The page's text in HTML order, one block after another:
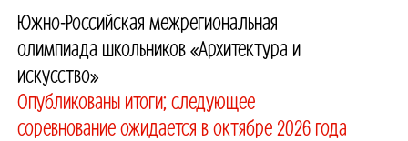
Южно-Российская межрегиональная
олимпиада школьников «Архитектура и
искусство»
Опубликованы итоги; следующее
соревнование ожидается в октябре 2026 года